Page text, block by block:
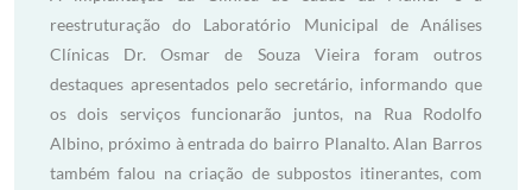
reestruturação do Laboratório Municipal de Análises
Clínicas Dr. Osmar de Souza Vieira foram outros
destaques apresentados pelo secretário, informando que
os dois serviços funcionarão juntos, na Rua Rodolfo
Albino, próximo à entrada do bairro Planalto. Alan Barros
também falou na criação de subpostos itinerantes, com